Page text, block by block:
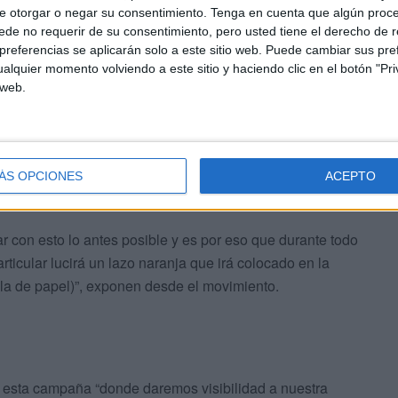
otorgar o negar su consentimiento. Tenga en cuenta que algún
no requerir de su consentimiento, pero usted tiene el derecho de
se aplicarán solo a este sitio web. Puede cambiar sus
momento volviendo a este sitio y haciendo clic en el botón
OPCIONES ACEPTO
por lo que esta campaña sirve de concienciación y
“nos sumamos a esta lucha ya que
ni moral, sí lo es en la forma que son tratadas
introducidas en bolsas y arrojadas a un contenedor
con esto lo antes posible y es por eso que durante todo
lucirá un lazo naranja que irá colocado en la
de papel)”, exponen desde el movimiento.
campaña “donde daremos visibilidad a nuestra